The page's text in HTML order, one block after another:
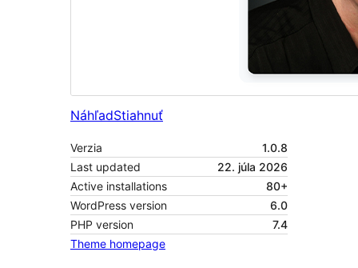
NáhľadStiahnuť
Verzia
1.0.8
Last updated
22. júla 2026
Active installations
80+
WordPress version
6.0
PHP version
7.4
Theme homepage